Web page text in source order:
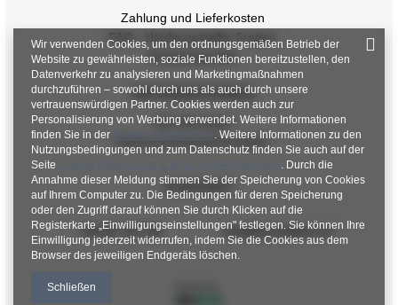
[A] Brustumfang
[C] Hüftumfang 86
[D] Gesamtlänge 61
[E] Ärmellänge 57
Zahlung und Lieferkosten
FAQ - Häufig gestellte Fragen
Rückgabepolitik
INFORMATIONEN
Verordnungen
Datenschutzbestimmungen
KONTAKT
+48 601 547 740 hurt@factoryprice.eu
Wir verwenden Cookies, um den ordnungsgemäßen Betrieb der
Website zu gewährleisten, soziale Funktionen bereitzustellen, den
Datenverkehr zu analysieren und Marketingmaßnahmen
durchzuführen – sowohl durch uns als auch durch unsere
vertrauenswürdigen Partner. Cookies werden auch zur
Personalisierung von Werbung verwendet. Weitere Informationen
finden Sie in der
Datenschutzrichtlinie. Weitere Informationen zu den
Nutzungsbedingungen und zum Datenschutz finden Sie auch auf der
Seite
. Durch die
Annahme dieser Meldung stimmen Sie der Speicherung von Cookies
auf Ihrem Computer zu. Die Bedingungen für deren Speicherung
oder den Zugriff darauf können Sie durch Klicken auf die
Registerkarte „Einwilligungseinstellungen" festlegen. Sie können Ihre
Einwilligung jederzeit widerrufen, indem Sie die Cookies aus dem
Browser des jeweiligen Endgeräts löschen.
Schließen